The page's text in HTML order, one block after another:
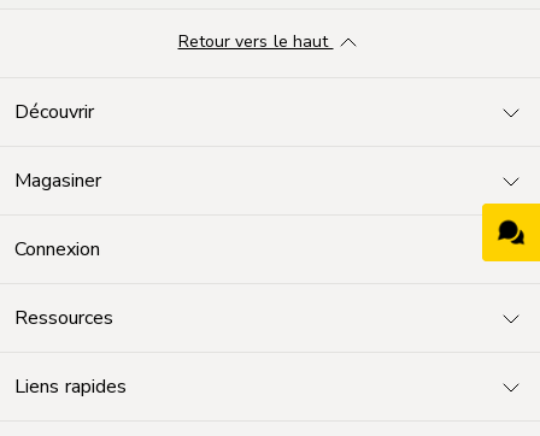
Découvrir
Magasiner
Connexion
Ressources
Liens rapides
Retour vers le haut